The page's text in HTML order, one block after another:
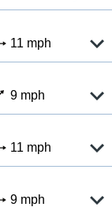
11 mph
9 mph
11 mph
9 mph